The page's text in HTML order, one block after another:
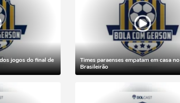
jogos do final de
Times paraenses empatam em casa no
Brasileirão